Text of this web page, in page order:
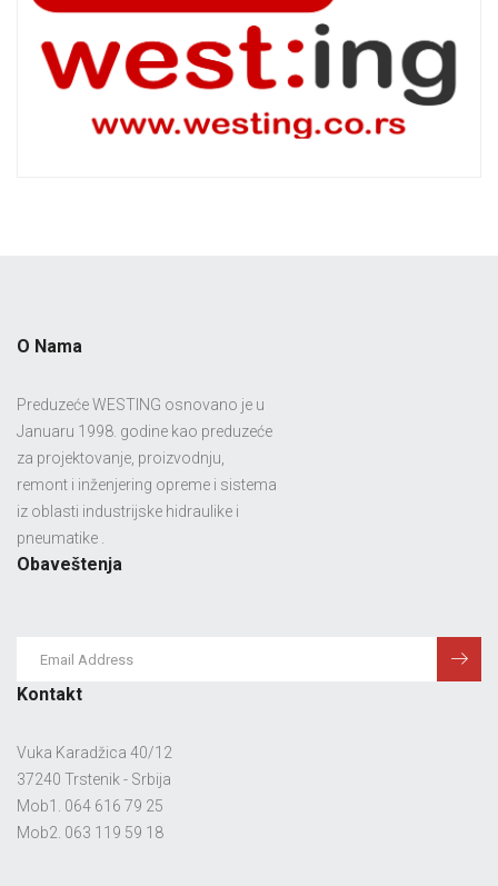
O Nama
Preduzeće WESTING osnovano je u
Januaru 1998. godine kao preduzeće
za projektovanje, proizvodnju,
remont i inženjering opreme i sistema
iz oblasti industrijske hidraulike i
pneumatike .
Obaveštenja
Kontakt
Vuka Karadžica 40/12
37240 Trstenik - Srbija
Mob1. 064 616 79 25
Mob2. 063 119 59 18